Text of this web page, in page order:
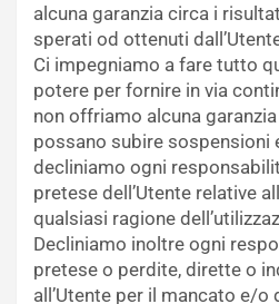
alcuna garanzia circa i
sperati od ottenuti
Ci impegniamo a fare tutto
potere per fornire in via
non offriamo alcuna
possano subire sospensioni
decliniamo ogni
pretese dell’Utente relative
qualsiasi ragione
Decliniamo inoltre ogni
pretese o perdite, dirette o
all’Utente per il mancato e/